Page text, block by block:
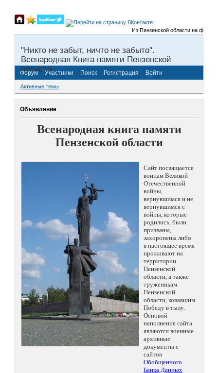
Из Пензенской области на
"Никто не забыт, ничто не забыто".
Всенародная Книга памяти Пензенской
области.
Форум Участники Поиск Регистрация Войти
Активные темы
Объявление
Всенародная книга памяти
Пензенской области
Сайт посвящается
воинам Великой
Отечественной
войны,
вернувшимся и не
вернувшимся с
войны, которые
родились, были
призваны,
захоронены либо
в настоящее время
проживают на
территории
Пензенской
области, а также
труженикам
Пензенской
области, ковавшим
Победу в тылу.
Основой
наполнения сайта
являются военные
архивные
документы с
сайтов
Обобщенного
Банка Данных